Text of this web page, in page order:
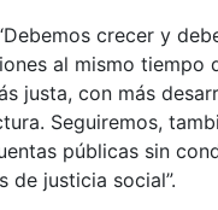
crecer y
al mismo tiempo
justa, con más
Seguiremos,
públicas sin
de justicia social”.